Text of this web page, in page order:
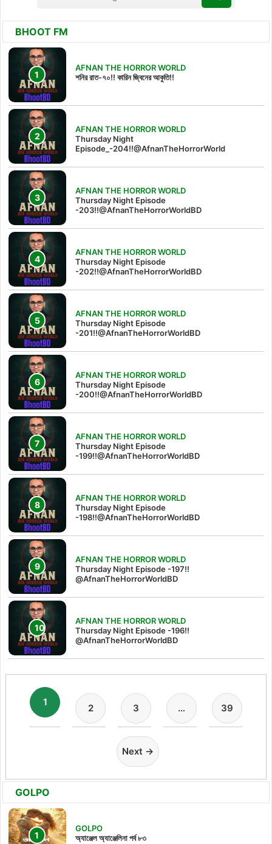
BHOOT FM
AFNAN THE HORROR WORLD
শনির রাত-৭০!! কারিন জ্বিনের আকুতি!!
AFNAN THE HORROR WORLD
Thursday Night
Episode_-204!!@AfnanTheHorrorWorld
AFNAN THE HORROR WORLD
Thursday Night Episode
-203!!@AfnanTheHorrorWorldBD
AFNAN THE HORROR WORLD
Thursday Night Episode
-202!!@AfnanTheHorrorWorldBD
AFNAN THE HORROR WORLD
Thursday Night Episode
-201!!@AfnanTheHorrorWorldBD
AFNAN THE HORROR WORLD
Thursday Night Episode
-200!!@AfnanTheHorrorWorldBD
AFNAN THE HORROR WORLD
Thursday Night Episode
-199!!@AfnanTheHorrorWorldBD
AFNAN THE HORROR WORLD
Thursday Night Episode
-198!!@AfnanTheHorrorWorldBD
AFNAN THE HORROR WORLD
Thursday Night Episode -197!!‪
@AfnanTheHorrorWorldBD‬
AFNAN THE HORROR WORLD
Thursday Night Episode -196!!
@AfnanTheHorrorWorldBD
1
2 3 … 39
Next →
GOLPO
GOLPO
অ্যাঞ্জেল অ্যাঞ্জেলিনা পর্ব ৮৩